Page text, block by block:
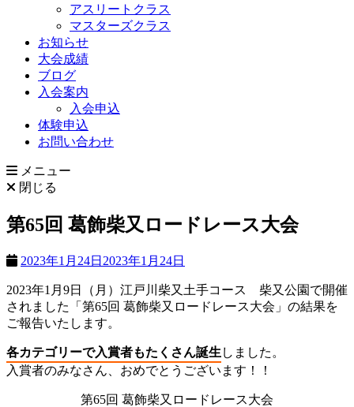
アスリートクラス
マスターズクラス
お知らせ
大会成績
ブログ
入会案内
入会申込
体験申込
お問い合わせ
メニュー
閉じる
第65回 葛飾柴又ロードレース大会
2023年1月24日 2023年1月24日
2023年1月9日（月）江戸川柴又土手コース 柴又公園で開催
されました「第65回 葛飾柴又ロードレース大会」の結果を
ご報告いたします。
各カテゴリーで入賞者もたくさん誕生 しました。
入賞者のみなさん、おめでとうございます！！
第65回 葛飾柴又ロードレース大会